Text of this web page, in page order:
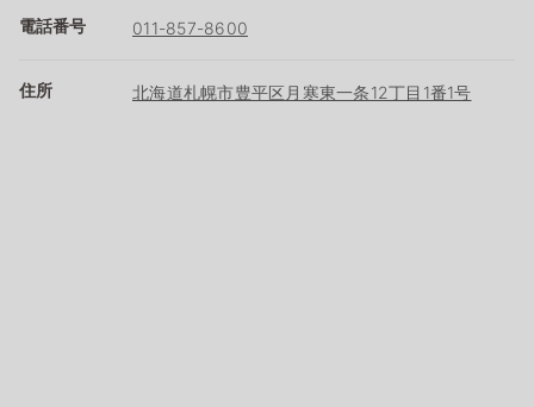
電話番号 011-857-8600
住所 北海道札幌市豊平区月寒東一条12丁目1番1号